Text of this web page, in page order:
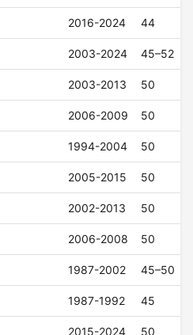
2016-2024 44
2003-2024 45–52
2003-2013 50
2006-2009 50
1994-2004 50
2005-2015 50
2002-2013 50
2006-2008 50
1987-2002 45–50
1987-1992 45
2015-2024 50